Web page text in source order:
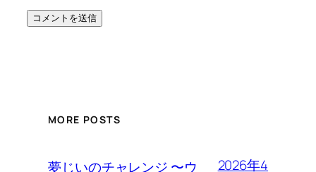
MORE POSTS
夢じいのチャレンジ 〜ウ
2026年4